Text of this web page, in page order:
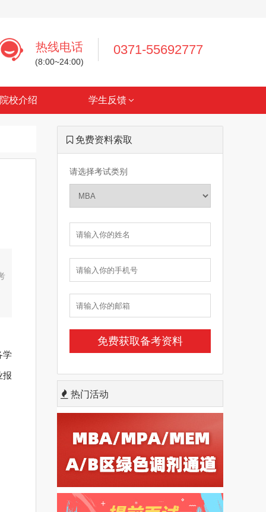
热线电话
(8:00~24:00)
0371-55692777
院校介绍 学生反馈
学
报
免费资料索取
请选择考试类别
热门活动